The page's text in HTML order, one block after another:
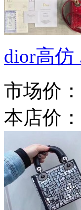
dior高仿
市场价：
本店价：